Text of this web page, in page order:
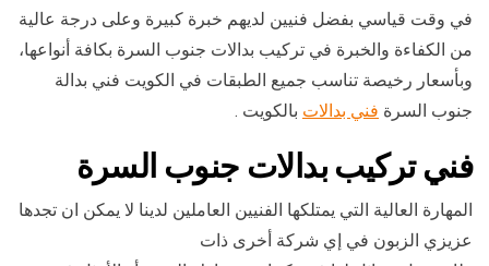
في وقت قياسي بفضل فنيين لديهم خبرة كبيرة وعلى درجة عالية
من الكفاءة والخبرة في تركيب بدالات جنوب السرة بكافة أنواعها،
وبأسعار رخيصة تناسب جميع الطبقات في الكويت فني بدالة
جنوب السرة فني بدالات بالكويت .
فني تركيب بدالات جنوب السرة
المهارة العالية التي يمتلكها الفنيين العاملين لدينا لا يمكن ان تجدها
عزيزي الزبون في إي شركة أخرى ذات